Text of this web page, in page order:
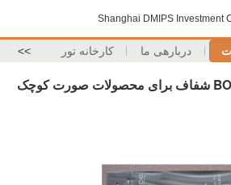
Shanghai DMIPS Investment
دربارهی ما کارخانه تور >>